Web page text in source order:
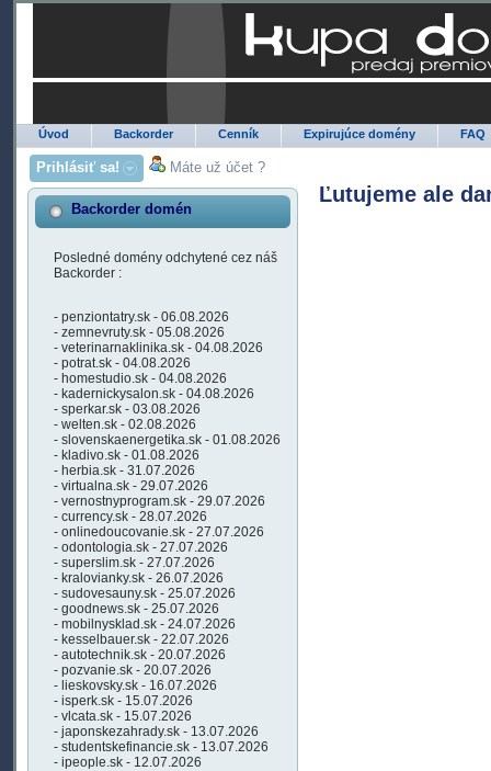
Úvod Backorder Cenník Expirujúce domény FAQ
Prihlásiť sa! Máte už účet ?
Backorder domén
Posledné domény odchytené cez náš
Backorder :
- penziontatry.sk - 06.08.2026
- zemnevruty.sk - 05.08.2026
- veterinarnaklinika.sk - 04.08.2026
- potrat.sk - 04.08.2026
- homestudio.sk - 04.08.2026
- kadernickysalon.sk - 04.08.2026
- sperkar.sk - 03.08.2026
- welten.sk - 02.08.2026
- slovenskaenergetika.sk - 01.08.2026
- kladivo.sk - 01.08.2026
- herbia.sk - 31.07.2026
- virtualna.sk - 29.07.2026
- vernostnyprogram.sk - 29.07.2026
- currency.sk - 28.07.2026
- onlinedoucovanie.sk - 27.07.2026
- odontologia.sk - 27.07.2026
- superslim.sk - 27.07.2026
- kralovianky.sk - 26.07.2026
- sudovesauny.sk - 25.07.2026
- goodnews.sk - 25.07.2026
- mobilnysklad.sk - 24.07.2026
- kesselbauer.sk - 22.07.2026
- autotechnik.sk - 20.07.2026
- pozvanie.sk - 20.07.2026
- lieskovsky.sk - 16.07.2026
- isperk.sk - 15.07.2026
- vlcata.sk - 15.07.2026
- japonskezahrady.sk - 13.07.2026
- studentskefinancie.sk - 13.07.2026
- ipeople.sk - 12.07.2026
Ľutujeme ale